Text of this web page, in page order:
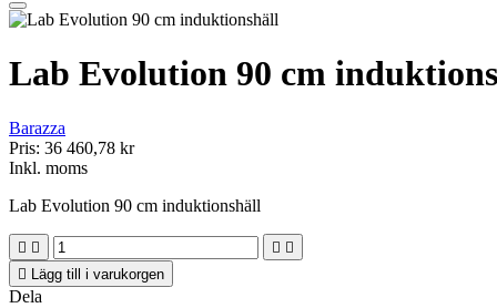
Lab Evolution 90 cm
Barazza
Pris: 36 460,78 kr
Inkl. moms
Lab Evolution 90 cm induktionshäll
   

Lägg till i varukorgen
Dela